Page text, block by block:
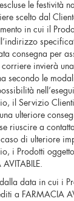
le festività
scelto dal
in cui il
consegna per
invierà
secondo le
il Servizio
ulteriore
riuscire a
di ulteriore
i Prodotti
data in cui i
a FARMACIA